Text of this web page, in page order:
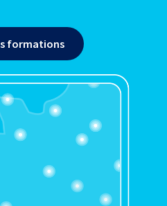
formations